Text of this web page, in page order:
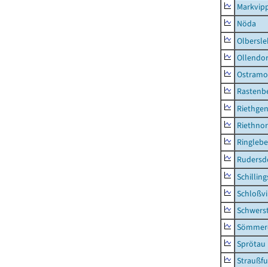
Nöda
Riethgen
Sprötau